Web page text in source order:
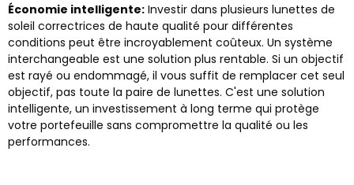
Économie intelligente: Investir dans plusieurs lunettes de
soleil correctrices de haute qualité pour différentes
conditions peut être incroyablement coûteux. Un système
interchangeable est une solution plus rentable. Si un objectif
est rayé ou endommagé, il vous suffit de remplacer cet seul
objectif, pas toute la paire de lunettes. C'est une solution
intelligente, un investissement à long terme qui protège
votre portefeuille sans compromettre la qualité ou les
performances.